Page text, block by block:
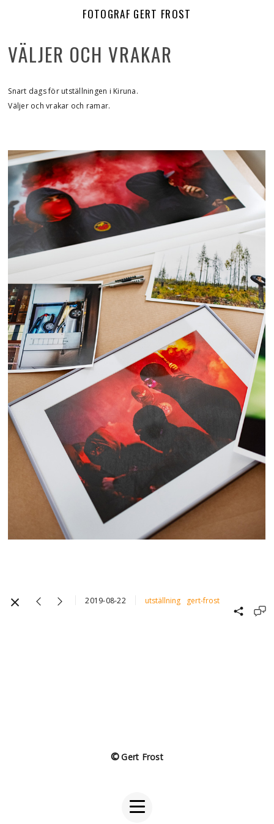
FOTOGRAF GERT FROST
VÄLJER OCH VRAKAR
Snart dags för utställningen i Kiruna.
Väljer och vrakar och ramar.
2019-08-22 utställning gert-frost
©Gert Frost